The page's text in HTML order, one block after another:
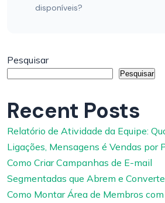
disponíveis?
Pesquisar
Pesquisar
Recent Posts
Relatório de Atividade da Equipe:
Ligações, Mensagens é Vendas por
Como Criar Campanhas de E-mail
Segmentadas que Abrem e
Como Montar Área de Membros com